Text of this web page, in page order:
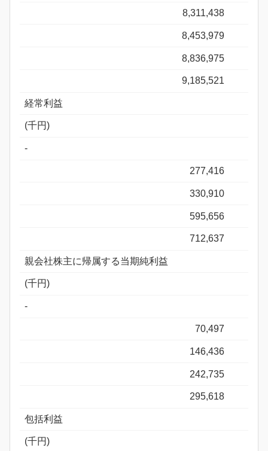
8,311,438
8,453,979
8,836,975
9,185,521
経常利益
(千円)
-
277,416
330,910
595,656
712,637
親会社株主に帰属する当期純利益
(千円)
-
70,497
146,436
242,735
295,618
包括利益
(千円)